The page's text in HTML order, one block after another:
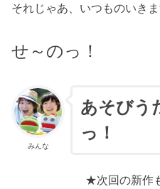
それじゃあ、いつものいきま
せ～のっ！
みんな
あそびう
っ！
★次回の新作